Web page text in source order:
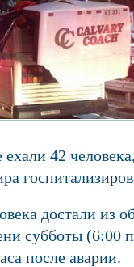
ехали 42
достали из
субботы (6:00
после аварии.